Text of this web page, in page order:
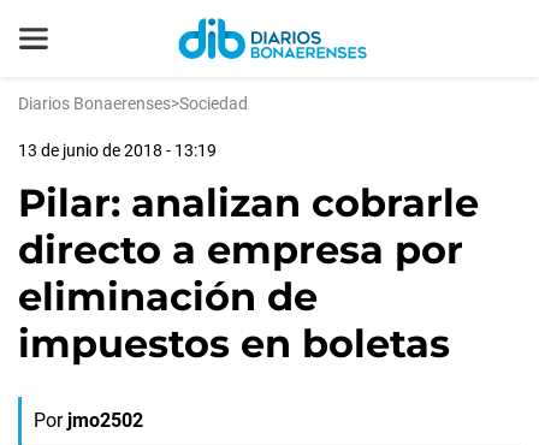
Diarios Bonaerenses>Sociedad
13 de junio de 2018 - 13:19
Pilar: analizan cobrarle
directo a empresa por
eliminación de
impuestos en boletas
Por jmo2502